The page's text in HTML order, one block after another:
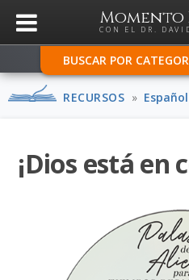
Momento
CON EL DR.
BUSCAR POR
RECURSOS » Español
¡Dios está en